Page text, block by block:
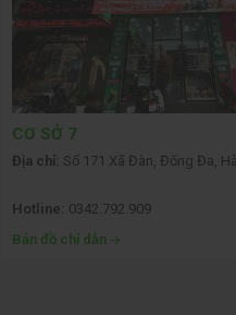
CƠ SỞ 7
Địa chỉ: Số 171 Xã Đàn, Đống Đa,
Hotline: 0342.792.909
Bản đồ chỉ dẫn